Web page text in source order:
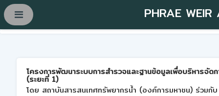
PHRAE WEIR
โครงการพัฒนาระบบการสำรวจและฐานข้อมูลเพื่อบริหารจั
(ระยะที่ 1)
โดย สถาบันสารสนเทศทรัพยากรน้ำ (องค์การมหาชน) ร่วมกั